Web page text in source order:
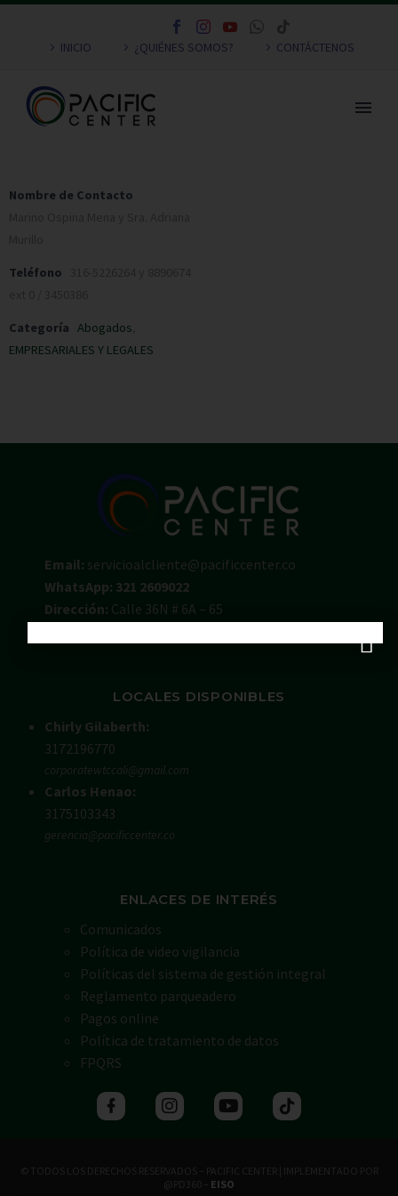
INICIO ¿QUIÉNES SOMOS? CONTÁCTENOS
Nombre de Contacto
Teléfono
Categoría Abogados
EMPRESARIALES Y LEGALES
Email: servicioalcliente@pacificcenter.co
WhatsApp: 321 2609022
Dirección: Calle 36N # 6A – 65
LOCALES DISPONIBLES
Chirly Gilaberth:
3172196770
corporatewtccali@gmail.com
Carlos Henao:
3175103343
gerencia@pacificcenter.co
ENLACES DE INTERÉS
Comunicados
Política de video vigilancia
Políticas del sistema de gestión integral
Reglamento parqueadero
Pagos online
Política de tratamiento de datos
FPQRS
© TODOS LOS DERECHOS RESERVADOS – PACIFIC CENTER | IMPLEMENTADO POR
@PD360 – EISO